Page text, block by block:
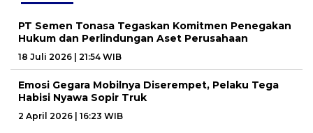
PT Semen Tonasa Tegaskan Komitmen Penegakan
Hukum dan Perlindungan Aset Perusahaan
18 Juli 2026 | 21:54 WIB
Emosi Gegara Mobilnya Diserempet, Pelaku Tega
Habisi Nyawa Sopir Truk
2 April 2026 | 16:23 WIB